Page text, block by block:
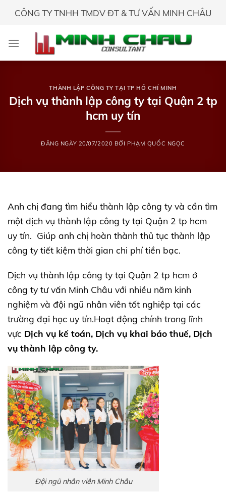
CÔNG TY TNHH TMDV ĐT & TƯ VẤN MINH CHÂU
THÀNH LẬP CÔNG TY TẠI TP HỒ CHÍ MINH
Dịch vụ thành lập công ty tại Quận 2 tp
hcm uy tín
ĐĂNG NGÀY 20/07/2020 BỞI PHẠM QUỐC NGỌC
Anh chị đang tìm hiểu thành lập công ty và cần tìm
một dịch vụ thành lập công ty tại Quận 2 tp hcm
uy tín. Giúp anh chị hoàn thành thủ tục thành lập
công ty tiết kiệm thời gian chi phí tiền bạc.
Dịch vụ thành lập công ty tại Quận 2 tp hcm ở
công ty tư vấn Minh Châu với nhiều năm kinh
nghiệm và đội ngũ nhân viên tốt nghiệp tại các
trường đại học uy tín.Hoạt động chính trong lĩnh
vực Dịch vụ kế toán, Dịch vụ khai báo thuế, Dịch
vụ thành lập công ty.
Đội ngũ nhân viên Minh Châu